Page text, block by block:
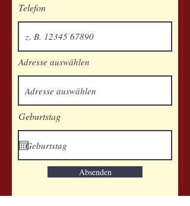
Telefon
Adresse auswählen
Geburtstag
Absenden